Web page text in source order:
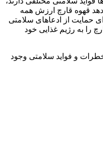
دهد قهوه قارچ ارزش همه
حمایت از ادعاهای سلامتی
را به رژیم غذایی خود
و فواید سلامتی وجود